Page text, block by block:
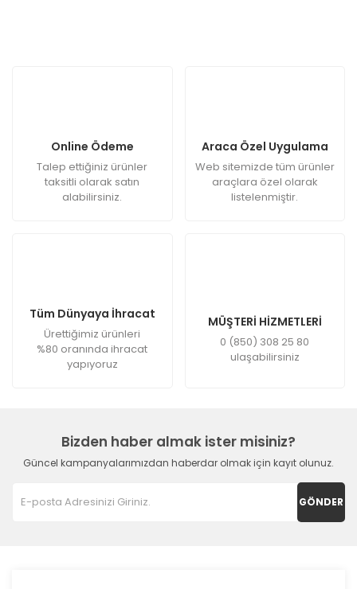
Online Ödeme
Talep ettiğiniz ürünler
taksitli olarak satın
alabilirsiniz.
Araca Özel Uygulama
Web sitemizde tüm ürünler
araçlara özel olarak
listelenmiştir.
Tüm Dünyaya İhracat
Ürettiğimiz ürünleri
%80 oranında ihracat
yapıyoruz
MÜŞTERİ HİZMETLERİ
0 (850) 308 25 80
ulaşabilirsiniz
Bizden haber almak ister misiniz?
Güncel kampanyalarımızdan haberdar olmak için kayıt olunuz.
GÖNDER